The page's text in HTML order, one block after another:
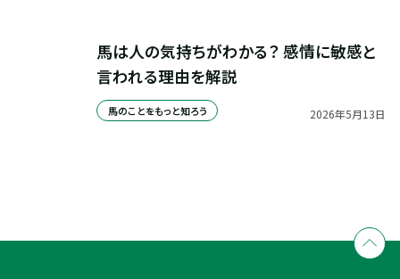
馬は人の気持ちがわかる？ 感情に敏感と
言われる理由を解説
馬のことをもっと知ろう 2026年5月13日
入会のご相談・申込